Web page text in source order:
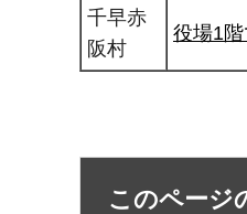
千早赤
阪村
役場1
このページ